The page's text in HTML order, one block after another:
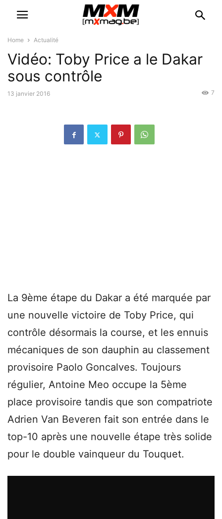
Home Actualité
Vidéo: Toby Price a le Dakar
sous contrôle
13 janvier 2016 7
La 9ème étape du Dakar a été marquée par
une nouvelle victoire de Toby Price, qui
contrôle désormais la course, et les ennuis
mécaniques de son dauphin au classement
provisoire Paolo Goncalves. Toujours
régulier, Antoine Meo occupe la 5ème
place provisoire tandis que son compatriote
Adrien Van Beveren fait son entrée dans le
top-10 après une nouvelle étape très solide
pour le double vainqueur du Touquet.